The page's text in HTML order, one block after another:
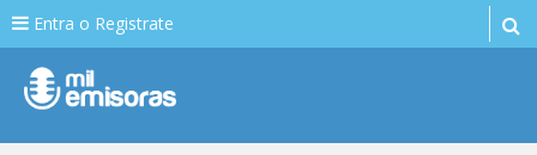
Entra o Registrate